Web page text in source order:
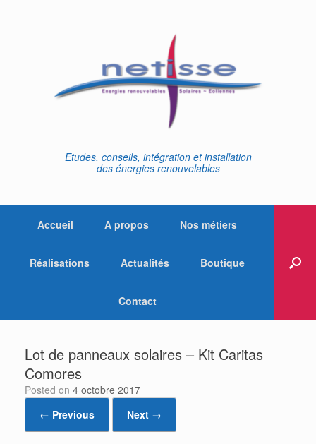
Etudes, conseils, intégration et installation
des énergies renouvelables
Accueil A propos Nos métiers
Réalisations Actualités Boutique
Contact
Lot de panneaux solaires – Kit Caritas
Comores
Posted on 4 octobre 2017
← Previous
Next →